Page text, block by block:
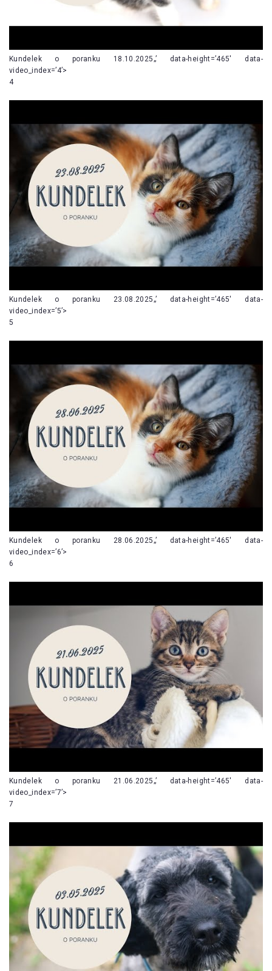
Kundelek o poranku 18.10.2025„’ data-height=’465′ data-
video_index=’4’>
4
Kundelek o poranku 23.08.2025„’ data-height=’465′ data-
video_index=’5’>
5
Kundelek o poranku 28.06.2025„’ data-height=’465′ data-
video_index=’6’>
6
Kundelek o poranku 21.06.2025„’ data-height=’465′ data-
video_index=’7’>
7